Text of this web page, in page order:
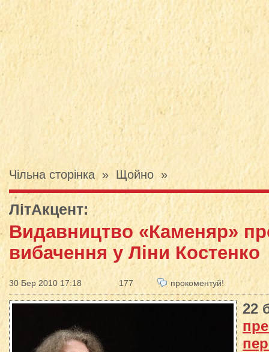
Чільна сторінка» Щойно »
ЛітАкцент:
Видавництво «Каменяр»
вибачення у Ліни Костенко
30 Бер 2010 17:18 177 прокоментуй!
22